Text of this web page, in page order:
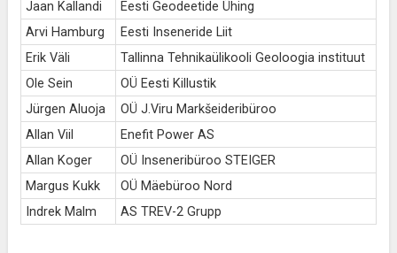
Jaan Kallandi
Eesti Geodeetide Ühing
Arvi Hamburg
Eesti Inseneride Liit
Erik Väli
Tallinna Tehnikaülikooli Geoloogia instituut
Ole Sein
OÜ Eesti Killustik
Jürgen Aluoja
OÜ J.Viru Markšeideribüroo
Allan Viil
Enefit Power AS
Allan Koger
OÜ Inseneribüroo STEIGER
Margus Kukk
OÜ Mäebüroo Nord
Indrek Malm
AS TREV-2 Grupp